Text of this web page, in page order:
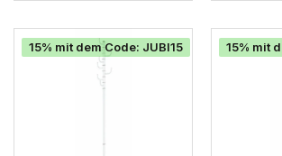
15% mit dem Code: JUBI15 15% mit